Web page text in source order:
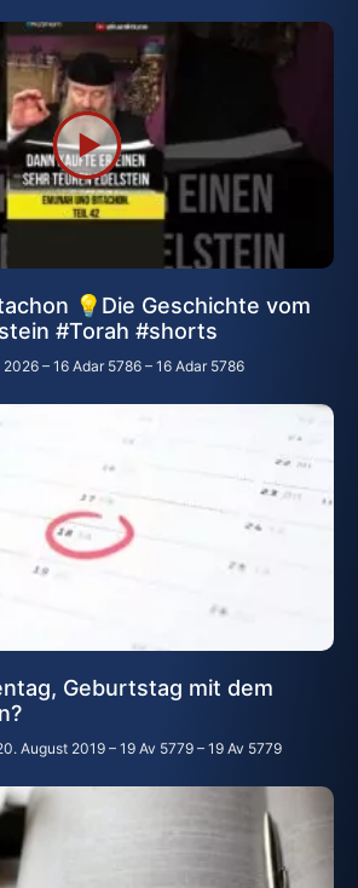
💡Die Geschichte vom
#Torah #shorts
– 16 Adar 5786 – 16 Adar 5786
Geburtstag mit dem
August 2019 – 19 Av 5779 – 19 Av 5779